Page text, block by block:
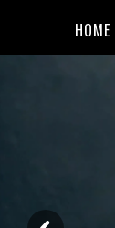
HOME